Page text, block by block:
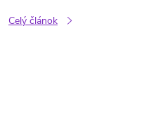
Celý článok